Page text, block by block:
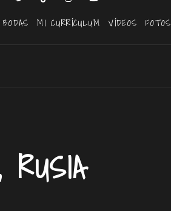
BODAS MI CURRÍCULUM VÍDEOS FOTOS
RUSIA